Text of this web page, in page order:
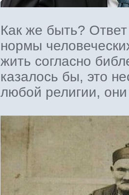
Как же быть?
нормы
жить согласно
казалось бы, это
любой религии,